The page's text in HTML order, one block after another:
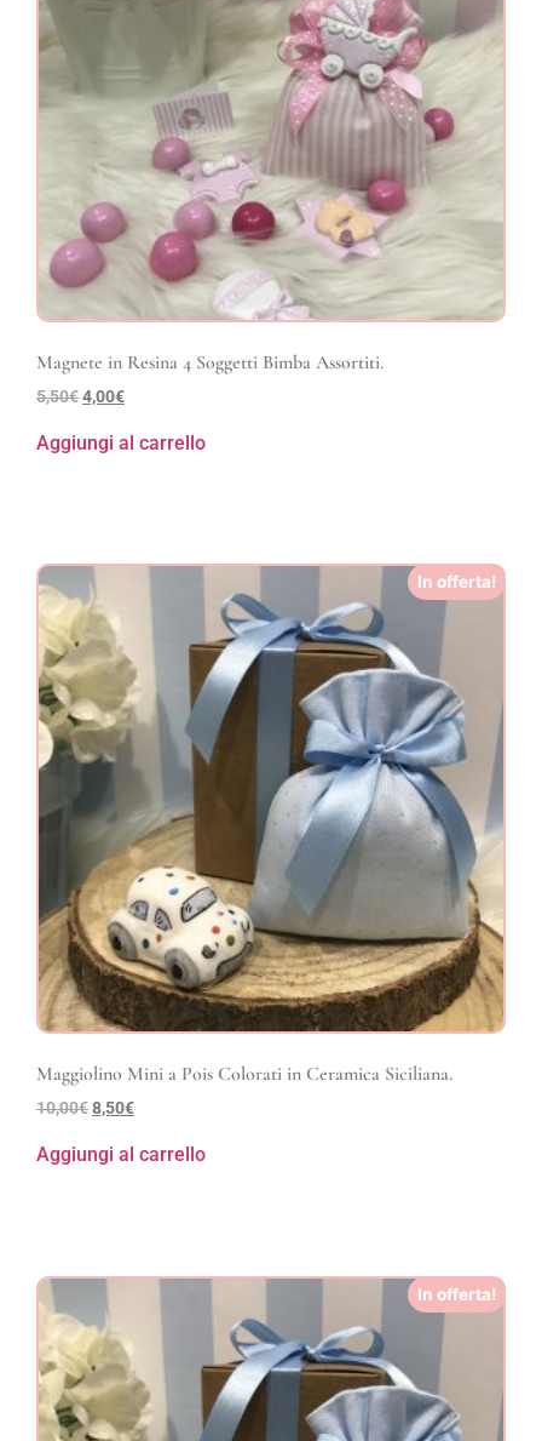
Magnete in Resina 4 Soggetti Bimba Assortiti.
5,50€4,00€
Aggiungi al carrello
In offerta!
Maggiolino Mini a Pois Colorati in Ceramica Siciliana.
10,00€8,50€
Aggiungi al carrello
In offerta!